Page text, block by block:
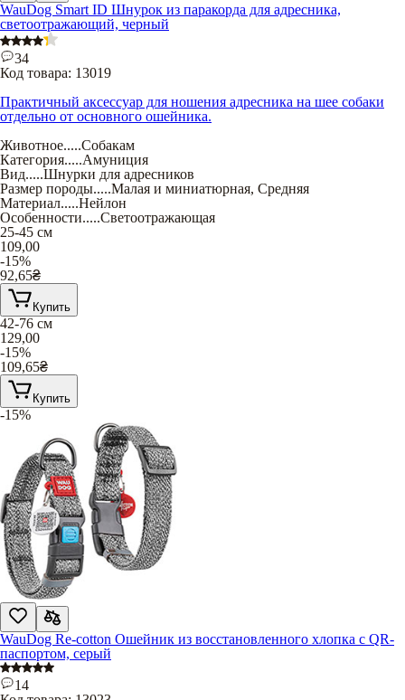
WauDog Smart ID Шнурок из паракорда для адресника,
светоотражающий, черный
34
Код товара: 13019
Практичный аксессуар для ношения адресника на шее собаки
отдельно от основного ошейника.
Животное.....Собакам
Категория.....Амуниция
Вид.....Шнурки для адресников
Размер породы.....Малая и миниатюрная, Средняя
Материал.....Нейлон
Особенности.....Светоотражающая
25-45 см
109,00
-15%
92,65₴
Купить
42-76 см
129,00
-15%
109,65₴
Купить
-15%
WauDog Re-cotton Ошейник из восстановленного хлопка с QR-
паспортом, серый
14